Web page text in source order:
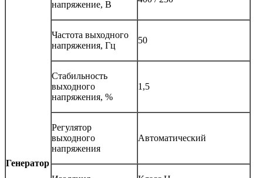
Генератор
напряжение, В
Частота выходного
напряжения, Гц
50
Стабильность
выходного
напряжения, %
1,5
Регулятор
выходного
напряжения
Автоматический